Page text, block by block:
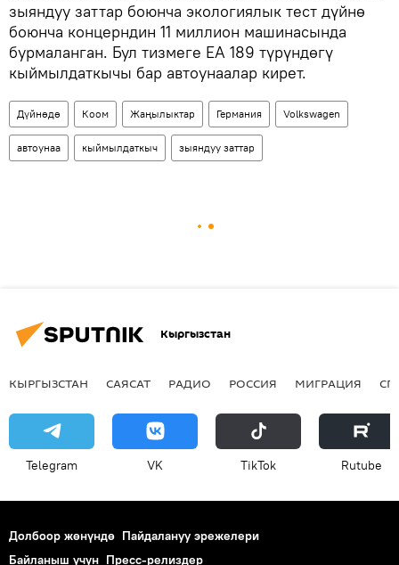
зыяндуу заттар боюнча экологиялык тест дүйнө
боюнча концерндин 11 миллион машинасында
бурмаланган. Бул тизмеге EA 189 түрүндөгү
кыймылдаткычы бар автоунаалар кирет.
Дүйнөдө Коом Жаңылыктар Германия Volkswagen
автоунаа кыймылдаткыч зыяндуу заттар
Кыргызстан
КЫРГЫЗСТАН САЯСАТ РАДИО РОССИЯ МИГРАЦИЯ
Telegram VK ТikТоk Rutube
Долбоор жөнүндө Пайдалануу эрежелери
Байланыш үчүн Пресс-релиздер